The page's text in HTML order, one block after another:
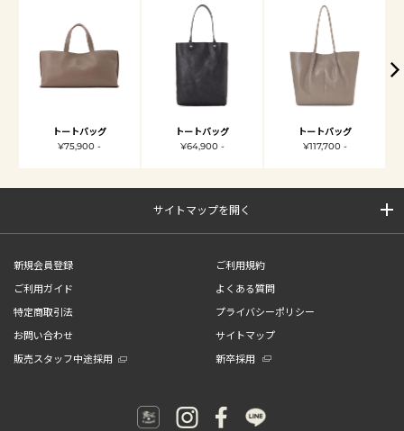
トートバッグ
¥75,900 -
トートバッグ
¥64,900 -
トートバッグ
¥117,700 -
サイトマップを開く
新規会員登録
ご利用規約
ご利用ガイド
よくある質問
特定商取引法
プライバシーポリシー
お問い合わせ
サイトマップ
販売スタッフ中途採用
新卒採用